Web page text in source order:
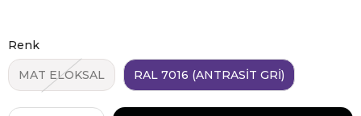
Renk
MAT ELOKSAL RAL 7016 (ANTRASİT GRİ)